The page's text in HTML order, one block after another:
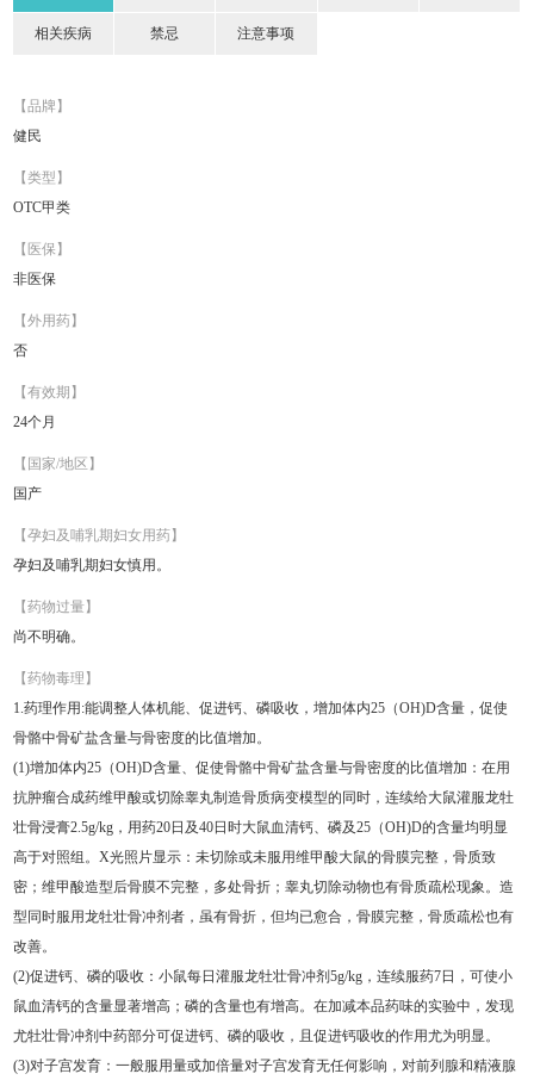
相关疾病 禁忌 注意事项
【品牌】
健民
【类型】
OTC甲类
【医保】
非医保
【外用药】
否
【有效期】
24个月
【国家/地区】
国产
【孕妇及哺乳期妇女用药】
孕妇及哺乳期妇女慎用。
【药物过量】
尚不明确。
【药物毒理】
1.药理作用:能调整人体机能、促进钙、磷吸收，增加体内25（OH)D含量，促使
骨骼中骨矿盐含量与骨密度的比值增加。
(1)增加体内25（OH)D含量、促使骨骼中骨矿盐含量与骨密度的比值增加：在用
抗肿瘤合成药维甲酸或切除睾丸制造骨质病变模型的同时，连续给大鼠灌服龙牡
壮骨浸膏2.5g/kg，用药20日及40日时大鼠血清钙、磷及25（OH)D的含量均明显
高于对照组。X光照片显示：未切除或未服用维甲酸大鼠的骨膜完整，骨质致
密；维甲酸造型后骨膜不完整，多处骨折；睾丸切除动物也有骨质疏松现象。造
型同时服用龙牡壮骨冲剂者，虽有骨折，但均已愈合，骨膜完整，骨质疏松也有
改善。
(2)促进钙、磷的吸收：小鼠每日灌服龙牡壮骨冲剂5g/kg，连续服药7日，可使小
鼠血清钙的含量显著增高；磷的含量也有增高。在加减本品药味的实验中，发现
尤牡壮骨冲剂中药部分可促进钙、磷的吸收，且促进钙吸收的作用尤为明显。
(3)对子宫发育：一般服用量或加倍量对子宫发育无任何影响，对前列腺和精液腺